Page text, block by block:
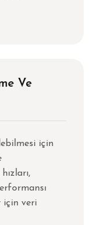
Ve
için
için veri